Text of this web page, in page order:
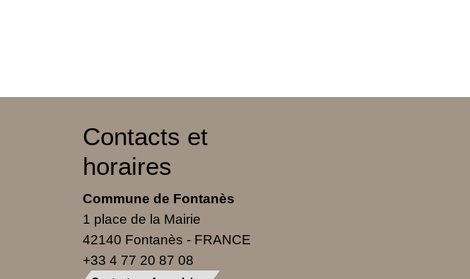
Contacts et
horaires
Commune de Fontanès
1 place de la Mairie
42140 Fontanès - FRANCE
+33 4 77 20 87 08